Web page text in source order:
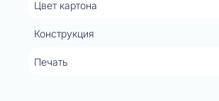
Цвет картона
Конструкция
Печать